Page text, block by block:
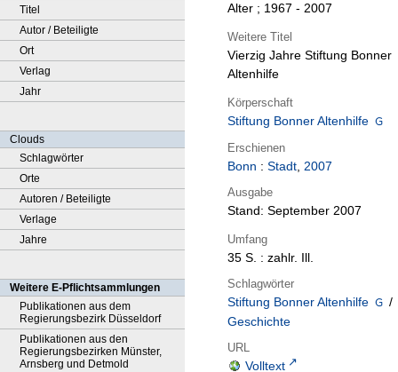
Titel
Autor / Beteiligte
Ort
Verlag
Jahr
Clouds
Schlagwörter
Orte
Autoren / Beteiligte
Verlage
Jahre
Weitere E-Pflichtsammlungen
Publikationen aus dem
Regierungsbezirk Düsseldorf
Publikationen aus den
Regierungsbezirken Münster,
Arnsberg und Detmold
Alter ; 1967 - 2007
Weitere Titel
Vierzig Jahre Stiftung Bonner
Altenhilfe
Körperschaft
Stiftung Bonner Altenhilfe
Erschienen
Bonn : Stadt, 2007
Ausgabe
Stand: September 2007
Umfang
35 S. : zahlr. Ill.
Schlagwörter
Stiftung Bonner Altenhilfe
/
Geschichte
URL
Volltext